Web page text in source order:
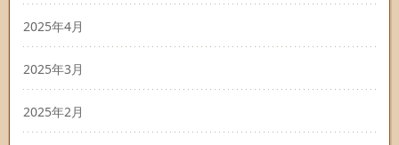
2025年4月
2025年3月
2025年2月